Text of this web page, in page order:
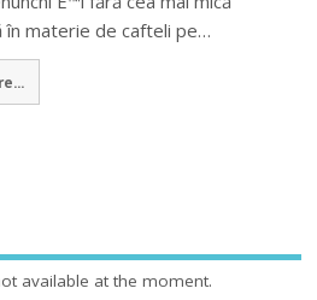
în materie de cafteli pe…
available at the moment.